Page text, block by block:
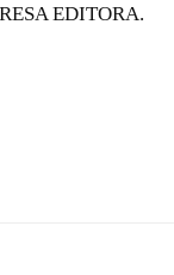
EDITORA.